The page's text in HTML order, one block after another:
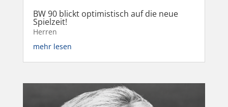
BW 90 blickt optimistisch auf die neue
Spielzeit!
Herren
mehr lesen